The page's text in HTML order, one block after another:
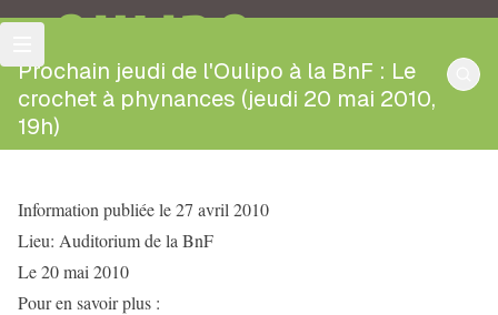
OULIPO
Prochain jeudi de l'Oulipo à la BnF : Le
crochet à phynances (jeudi 20 mai 2010,
19h)
Information publiée le 27 avril 2010
Lieu: Auditorium de la BnF
Le 20 mai 2010
Pour en savoir plus :